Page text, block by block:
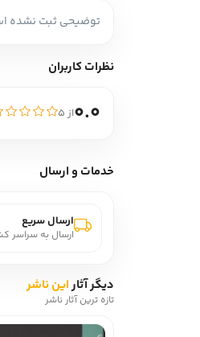
زبان
توضیحی ثبت نشده
نظرات کاربران
0.0از ۵
خدمات و ارسال
ارسال سریع
ارسال به سراسر
دیگر آثاراین ناشر
تازه ترین آثار ناشر